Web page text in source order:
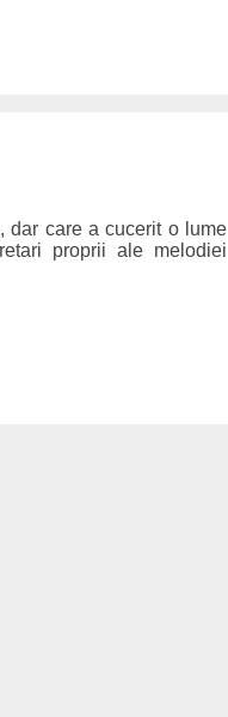
dar care a cucerit o lume
proprii ale melodiei